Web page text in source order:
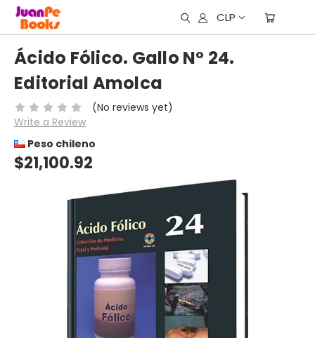
CLP
Ácido Fólico. Gallo Nº 24.
Editorial Amolca
(No reviews yet)
Write a Review
Peso chileno
$21,100.92